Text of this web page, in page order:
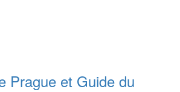
Prague et Guide du